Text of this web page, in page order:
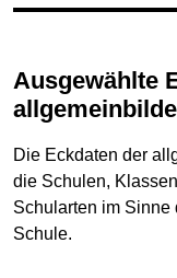
Ausgewählte Eckdaten der
Die Eckdaten der
die Schulen,
Schularten im Sinne
Schule.